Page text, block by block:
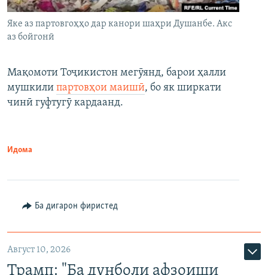
Яке аз партовгоҳҳо дар канори шаҳри Душанбе. Акс
аз бойгонӣ
Мақомоти Тоҷикистон мегӯянд, барои ҳалли
мушкили партовҳои маишӣ, бо як ширкати
чинӣ гуфтугӯ кардаанд.
Идома
Ба дигарон фиристед
Август 10, 2026
Трамп: "Ба дунболи афзоиши